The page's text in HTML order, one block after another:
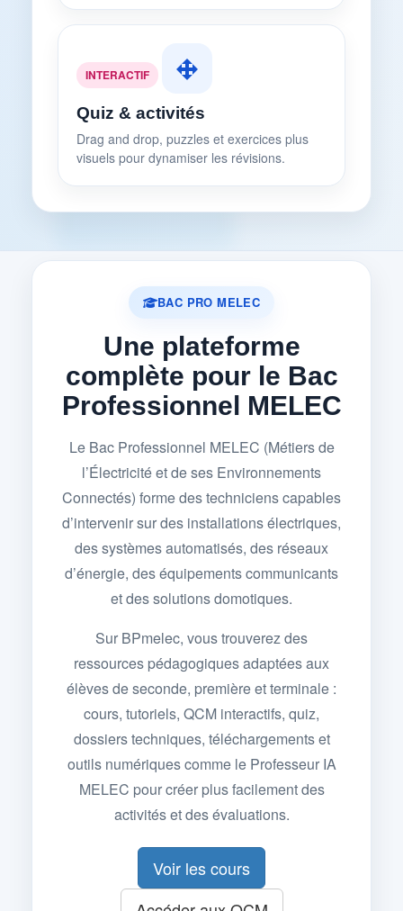
INTERACTIF
Quiz & activités
Drag and drop, puzzles et exercices plus
visuels pour dynamiser les révisions.
BAC PRO MELEC
Une plateforme
complète pour le Bac
Professionnel MELEC
Le Bac Professionnel MELEC (Métiers de
l’Électricité et de ses Environnements
Connectés) forme des techniciens capables
d’intervenir sur des installations électriques,
des systèmes automatisés, des réseaux
d’énergie, des équipements communicants
et des solutions domotiques.
Sur BPmelec, vous trouverez des
ressources pédagogiques adaptées aux
élèves de seconde, première et terminale :
cours, tutoriels, QCM interactifs, quiz,
dossiers techniques, téléchargements et
outils numériques comme le Professeur IA
MELEC pour créer plus facilement des
activités et des évaluations.
Voir les cours